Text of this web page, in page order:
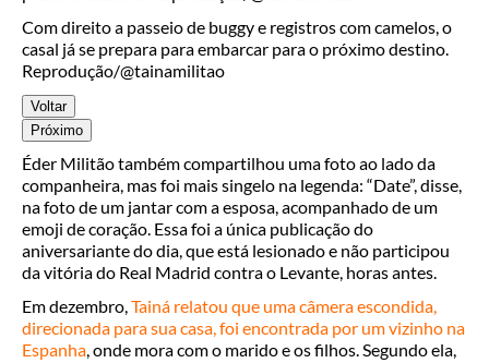
Com direito a passeio de buggy e registros com camelos, o
casal já se prepara para embarcar para o próximo destino.
Reprodução/@tainamilitao
Voltar
Próximo
Éder Militão também compartilhou uma foto ao lado da
companheira, mas foi mais singelo na legenda: “Date”, disse,
na foto de um jantar com a esposa, acompanhado de um
emoji de coração. Essa foi a única publicação do
aniversariante do dia, que está lesionado e não participou
da vitória do Real Madrid contra o Levante, horas antes.
Em dezembro,Tainá relatou que uma câmera escondida,
direcionada para sua casa, foi encontrada por um vizinho na
Espanha, onde mora com o marido e os filhos. Segundo ela,